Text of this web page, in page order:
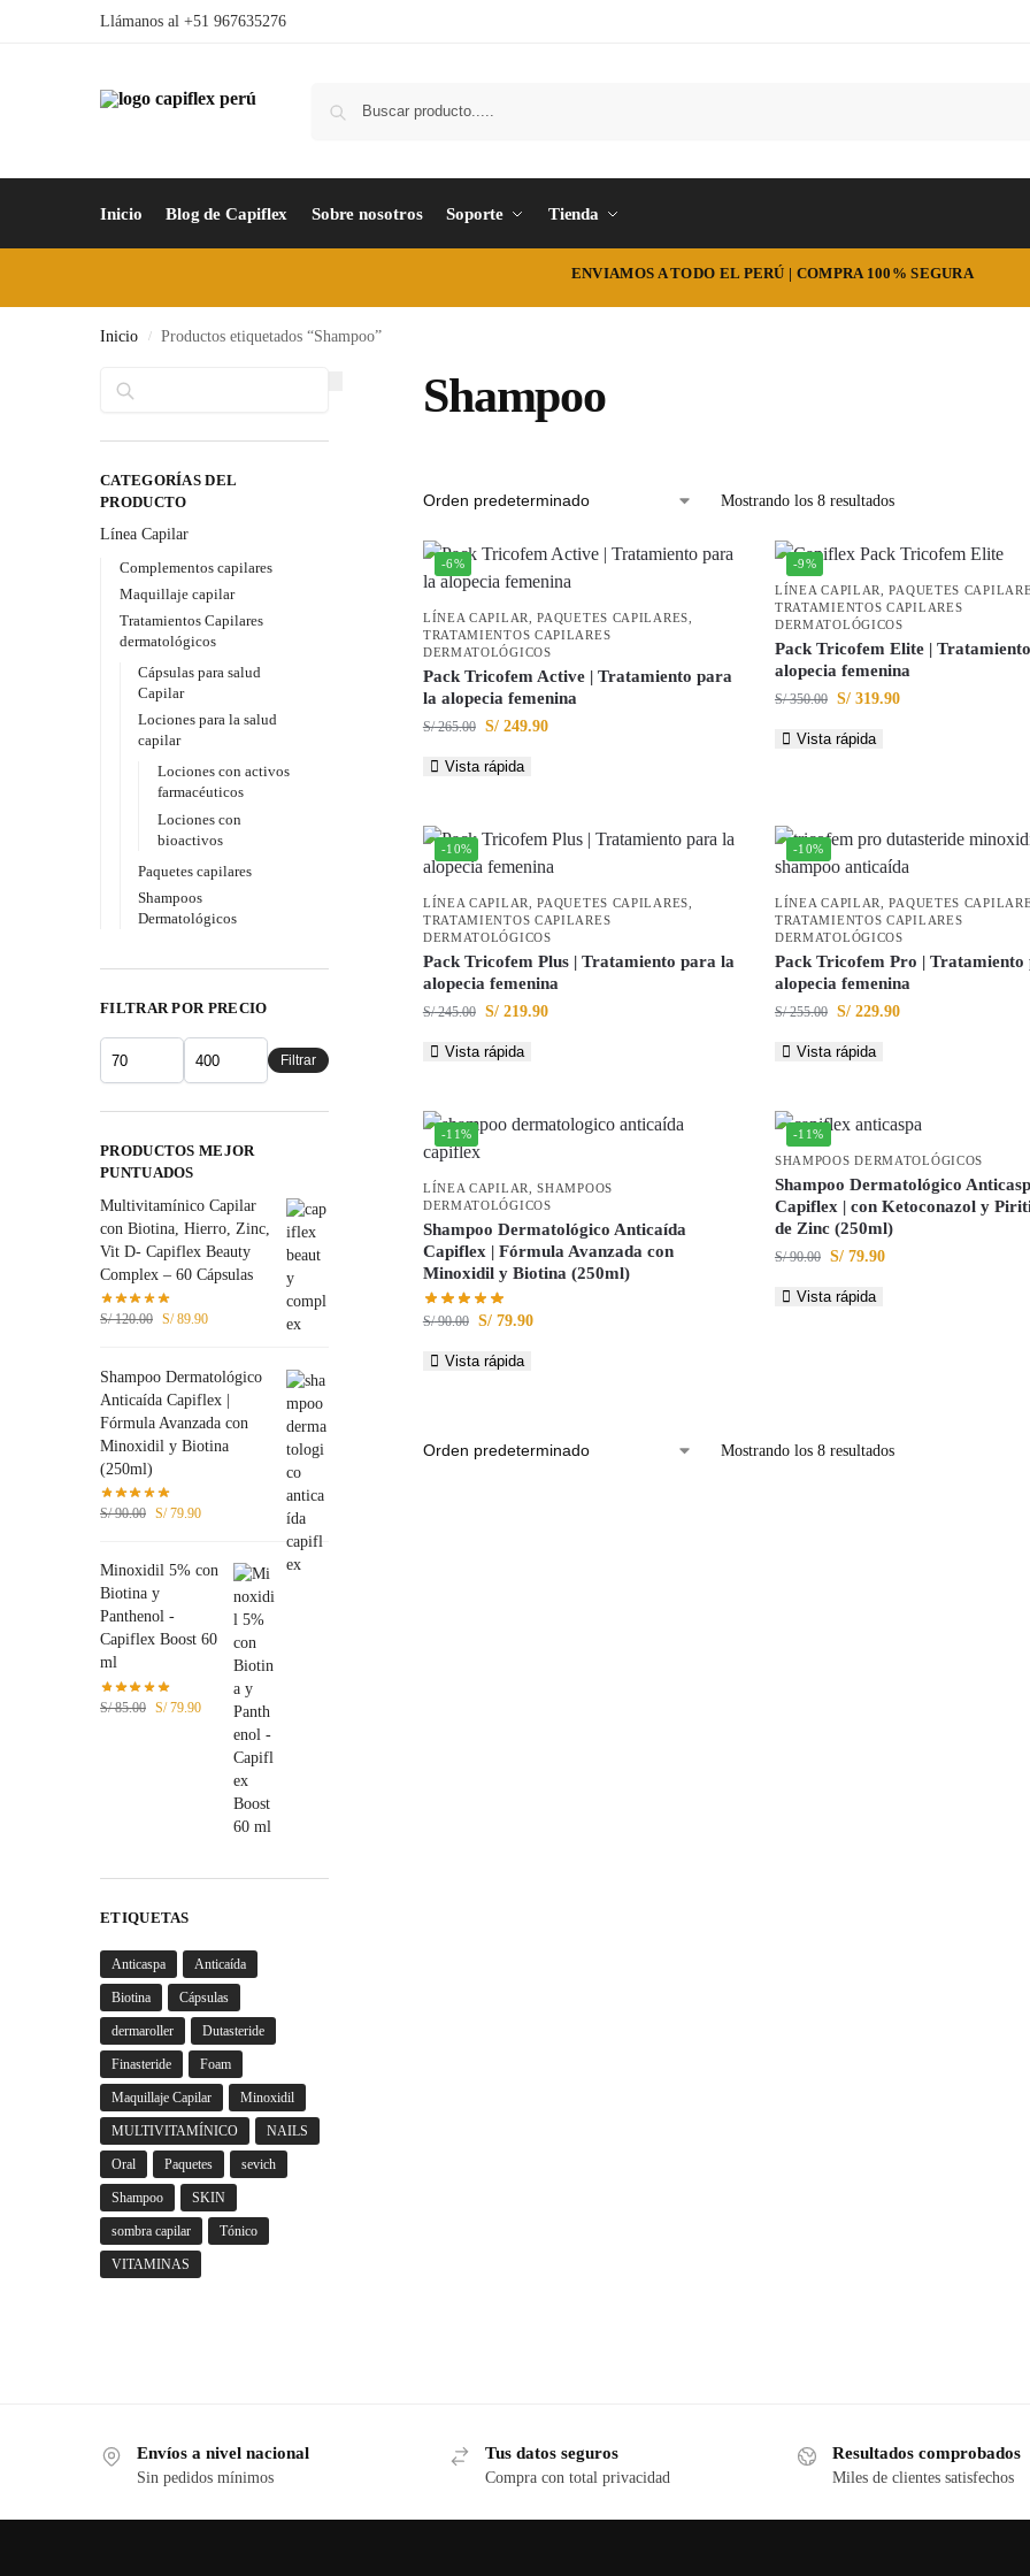
Llámanos al +51 967635276
Inicio Blog de Capiflex Sobre nosotros Soporte Tienda
ENVIAMOS A TODO EL PERÚ | COMPRA 100% SEGURA
Inicio / Productos etiquetados “Shampoo”
Shampoo
Mostrando los 8 resultados
-6%
LÍNEA CAPILAR,PAQUETES CAPILARES,
TRATAMIENTOS CAPILARES
DERMATOLÓGICOS
Pack Tricofem Active | Tratamiento para
la alopecia femenina
S/265.00 S/249.90
Vista rápida
-9%
LÍNEA CAPILAR,PAQUETES
TRATAMIENTOS CAPILARES
DERMATOLÓGICOS
Pack Tricofem Elite |
alopecia femenina
S/350.00 S/319.90
Vista rápida
-10%
LÍNEA CAPILAR,PAQUETES CAPILARES,
TRATAMIENTOS CAPILARES
DERMATOLÓGICOS
Pack Tricofem Plus | Tratamiento para la
alopecia femenina
S/245.00 S/219.90
Vista rápida
-10%
LÍNEA CAPILAR,PAQUETES
TRATAMIENTOS CAPILARES
DERMATOLÓGICOS
Pack Tricofem Pro | Tratamiento
alopecia femenina
S/255.00 S/229.90
Vista rápida
-11%
LÍNEA CAPILAR,SHAMPOOS
DERMATOLÓGICOS
Shampoo Dermatológico Anticaída
Capiflex | Fórmula Avanzada con
Minoxidil y Biotina (250ml)
S/90.00 S/79.90
Vista rápida
-11%
SHAMPOOS DERMATOLÓGICOS
Shampoo Dermatológico
Capiflex | con Ketoconazol y
de Zinc (250ml)
S/90.00 S/79.90
Vista rápida
Mostrando los 8 resultados
CATEGORÍAS DEL
PRODUCTO
Línea Capilar
Complementos capilares
Maquillaje capilar
Tratamientos Capilares
dermatológicos
Cápsulas para salud
Capilar
Lociones para la salud
capilar
Lociones con activos
farmacéuticos
Lociones con
bioactivos
Paquetes capilares
Shampoos
Dermatológicos
FILTRAR POR PRECIO
Filtrar
PRODUCTOS MEJOR
PUNTUADOS
Multivitamínico Capilar
con Biotina, Hierro, Zinc,
Vit D- Capiflex Beauty
Complex – 60 Cápsulas
S/120.00 S/89.90
Shampoo Dermatológico
Anticaída Capiflex |
Fórmula Avanzada con
Minoxidil y Biotina
(250ml)
S/90.00 S/79.90
Minoxidil 5% con
Biotina y
Panthenol -
Capiflex Boost 60
ml
S/85.00 S/79.90
ETIQUETAS
Anticaspa Anticaída
Biotina Cápsulas
dermaroller Dutasteride
Finasteride Foam
Maquillaje Capilar Minoxidil
MULTIVITAMÍNICO NAILS
Oral Paquetes sevich
Shampoo SKIN
sombra capilar Tónico
VITAMINAS
Envíos a nivel nacional
Sin pedidos mínimos
Tus datos seguros
Compra con total privacidad
Resultados comprobados
Miles de clientes satisfechos